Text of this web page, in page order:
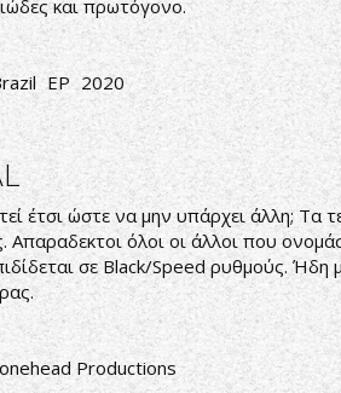
και πρωτόγονο.
EP 2020
έτσι ώστε να μην υπάρχει άλλη; Τα
όλοι οι άλλοι που
σε Black/Speed ρυθμούς. Ήδη
Productions